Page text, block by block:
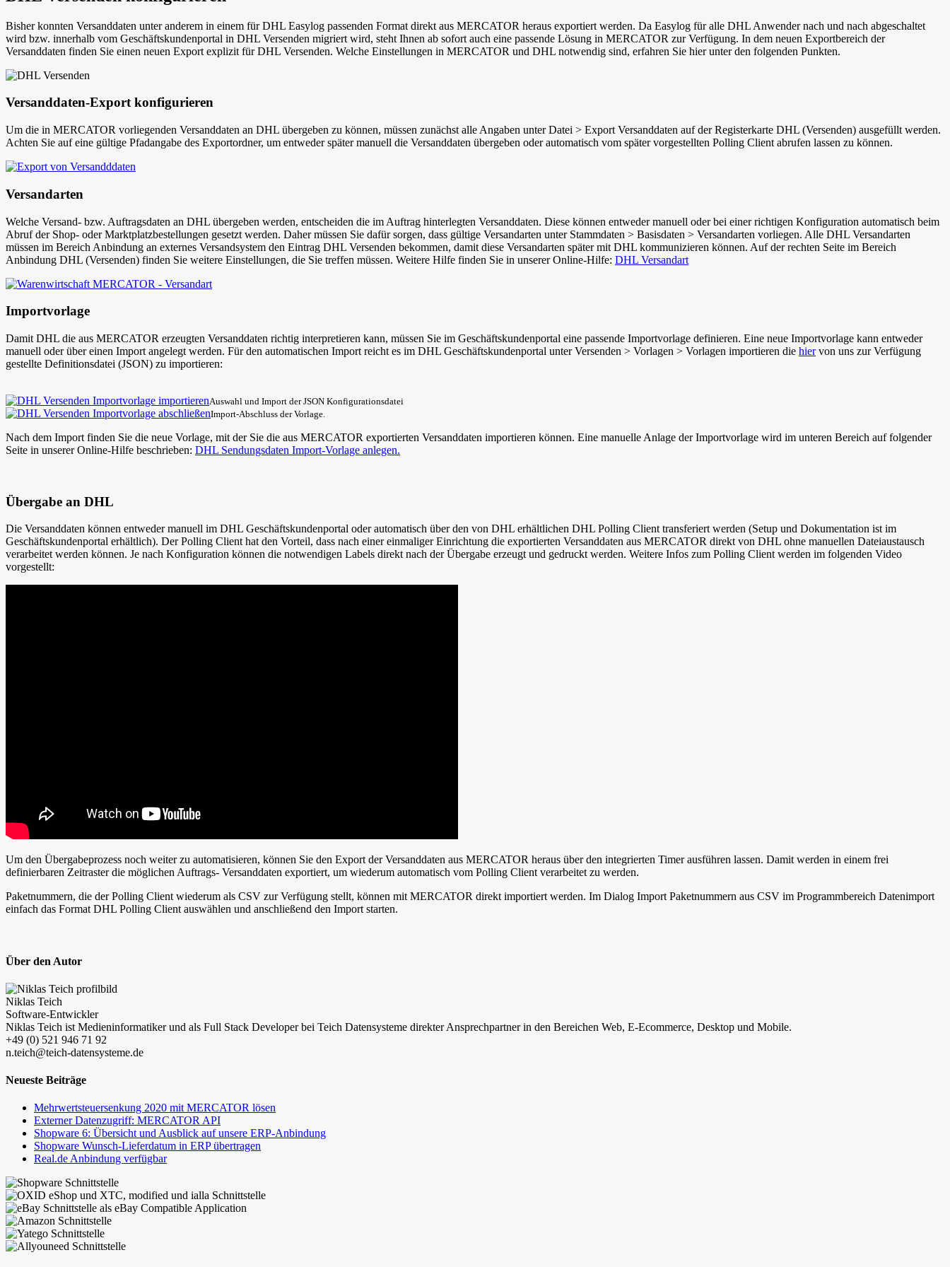
Bisher konnten Versanddaten unter anderem in einem für DHL Easylog passenden Format direkt aus MERCATOR heraus exportiert werden. Da Easylog für alle DHL Anwender nach und nach abgeschaltet
wird bzw. innerhalb vom Geschäftskundenportal in DHL Versenden migriert wird, steht Ihnen ab sofort auch eine passende Lösung in MERCATOR zur Verfügung. In dem neuen Exportbereich der
Versanddaten finden Sie einen neuen Export explizit für DHL Versenden. Welche Einstellungen in MERCATOR und DHL notwendig sind, erfahren Sie hier unter den folgenden Punkten.
Versanddaten-Export konfigurieren
Um die in MERCATOR vorliegenden Versanddaten an DHL übergeben zu können, müssen zunächst alle Angaben unterDatei > Export Versanddaten auf der Registerkarte DHL (Versenden) ausgefüllt werden.
Achten Sie auf eine gültige Pfadangabe des Exportordner, um entweder später manuell die Versanddaten übergeben oder automatisch vom später vorgestellten Polling Client abrufen lassen zu können.
Versandarten
Welche Versand- bzw. Auftragsdaten an DHL übergeben werden, entscheiden die im Auftrag hinterlegten Versanddaten. Diese können entweder manuell oder bei einer richtigen Konfiguration automatisch beim
Abruf der Shop- oder Marktplatzbestellungen gesetzt werden. Daher müssen Sie dafür sorgen, dass gültige Versandarten unter Stammdaten > Basisdaten > Versandarten vorliegen. Alle DHL Versandarten
müssen im Bereich Anbindung an externes Versandsystem den Eintrag DHL Versenden bekommen, damit diese Versandarten später mit DHL kommunizieren können. Auf der rechten Seite im Bereich
Anbindung DHL (Versenden) finden Sie weitere Einstellungen, die Sie treffen müssen. Weitere Hilfe finden Sie in unserer Online-Hilfe: DHL Versandart
Importvorlage
Damit DHL die aus MERCATOR erzeugten Versanddaten richtig interpretieren kann, müssen Sie im Geschäftskundenportal eine passende Importvorlage definieren. Eine neue Importvorlage kann entweder
manuell oder über einen Import angelegt werden. Für den automatischen Import reicht es im DHL Geschäftskundenportal unterVersenden > Vorlagen > Vorlagen importieren die hiervon uns zur Verfügung
gestellte Definitionsdatei (JSON) zu importieren:
Auswahl und Import der JSON Konfigurationsdatei
Import-Abschluss der Vorlage.
Nach dem Import finden Sie die neue Vorlage, mit der Sie die aus MERCATOR exportierten Versanddaten importieren können. Eine manuelle Anlage der Importvorlage wird im unteren Bereich auf folgender
Seite in unserer Online-Hilfe beschrieben: DHL Sendungsdaten Import-Vorlage anlegen.
Übergabe an DHL
Die Versanddaten können entweder manuell im DHL Geschäftskundenportal oder automatisch über den von DHL erhältlichen DHL Polling Client transferiert werden (Setup und Dokumentation ist im
Geschäftskundenportal erhältlich). Der Polling Client hat den Vorteil, dass nach einer einmaliger Einrichtung die exportierten Versanddaten aus MERCATOR direkt von DHL ohne manuellen Dateiaustausch
verarbeitet werden können. Je nach Konfiguration können die notwendigen Labels direkt nach der Übergabe erzeugt und gedruckt werden. Weitere Infos zum Polling Client werden im folgenden Video
vorgestellt:
Um den Übergabeprozess noch weiter zu automatisieren, können Sie den Export der Versanddaten aus MERCATOR heraus über den integrierten Timer ausführen lassen. Damit werden in einem frei
definierbaren Zeitraster die möglichen Auftrags- Versanddaten exportiert, um wiederum automatisch vom Polling Client verarbeitet zu werden.
Paketnummern, die der Polling Client wiederum als CSV zur Verfügung stellt, können mit MERCATOR direkt importiert werden. Im Dialog Import Paketnummern aus CSV im Programmbereich Datenimport
einfach das Format DHL Polling Client auswählen und anschließend den Import starten.
Über den Autor
Niklas Teich
Software-Entwickler
Niklas Teich ist Medieninformatiker und als Full Stack Developer bei Teich Datensysteme direkter Ansprechpartner in den Bereichen Web, E-Ecommerce, Desktop und Mobile.
+49 (0) 521 946 71 92
n.teich@teich-datensysteme.de
Neueste Beiträge
Mehrwertsteuersenkung 2020 mit MERCATOR lösen
Externer Datenzugriff: MERCATOR API
Shopware 6: Übersicht und Ausblick auf unsere ERP-Anbindung
Shopware Wunsch-Lieferdatum in ERP übertragen
Real.de Anbindung verfügbar